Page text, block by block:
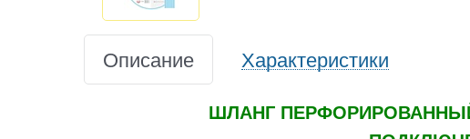
Описание Характеристики
ШЛАНГ